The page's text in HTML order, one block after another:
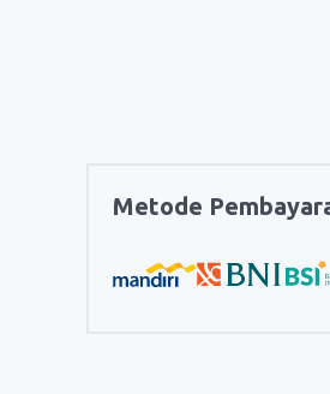
Metode